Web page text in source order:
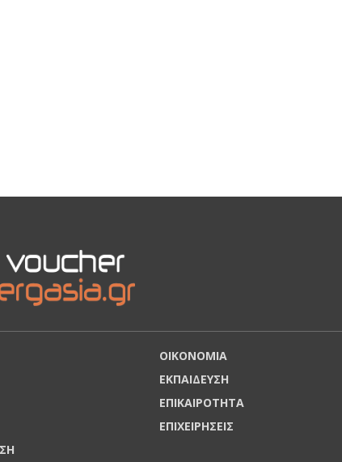
ΟΙΚΟΝΟΜΙΑ
ΕΚΠΑΙΔΕΥΣΗ
ΕΠΙΚΑΙΡΟΤΗΤΑ
ΕΠΙΧΕΙΡΗΣΕΙΣ